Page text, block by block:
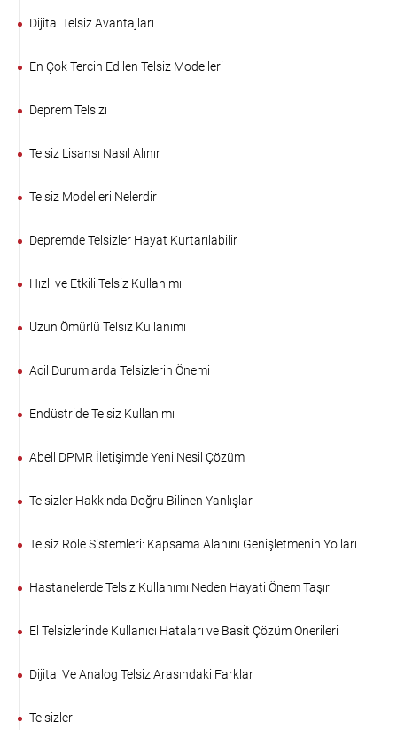
Dijital Telsiz Avantajları
En Çok Tercih Edilen Telsiz Modelleri
Deprem Telsizi
Telsiz Lisansı Nasıl Alınır
Telsiz Modelleri Nelerdir
Depremde Telsizler Hayat Kurtarılabilir
Hızlı ve Etkili Telsiz Kullanımı
Uzun Ömürlü Telsiz Kullanımı
Acil Durumlarda Telsizlerin Önemi
Endüstride Telsiz Kullanımı
Abell DPMR İletişimde Yeni Nesil Çözüm
Telsizler Hakkında Doğru Bilinen Yanlışlar
Telsiz Röle Sistemleri: Kapsama Alanını Genişletmenin Yolları
Hastanelerde Telsiz Kullanımı Neden Hayati Önem Taşır
El Telsizlerinde Kullanıcı Hataları ve Basit Çözüm Önerileri
Dijital Ve Analog Telsiz Arasındaki Farklar
Telsizler